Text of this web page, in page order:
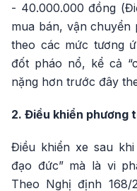
- 40.000.000 đồng
mua bán, vận
theo các mức tương
đốt pháo nổ, kể cả
nặng hơn trước đây
2. Điều khiển phương
Điều khiển xe sau
đạo đức” mà là vi
Theo Nghị định 168/